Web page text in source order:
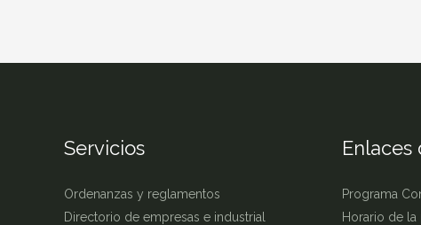
Servicios
Ordenanzas y reglamentos
Directorio de empresas e industrial
Enlaces
Programa
Horario de la